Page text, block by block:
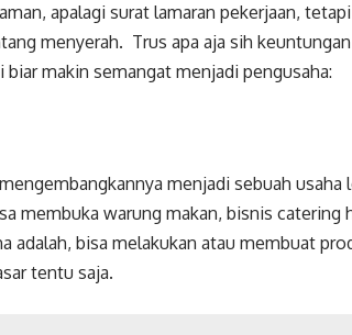
apalagi surat lamaran pekerjaan,
menyerah. Trus apa aja sih
makin semangat menjadi pengusaha:
menjadi sebuah usaha
membuka warung makan, bisnis catering
adalah, bisa melakukan atau membuat
tentu saja.